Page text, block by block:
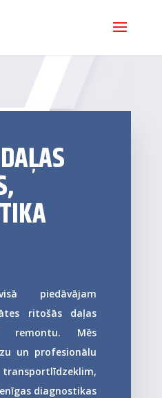
piedāvājam
ritošās daļas
remontu. Mēs
un profesionālu
diagnostikas